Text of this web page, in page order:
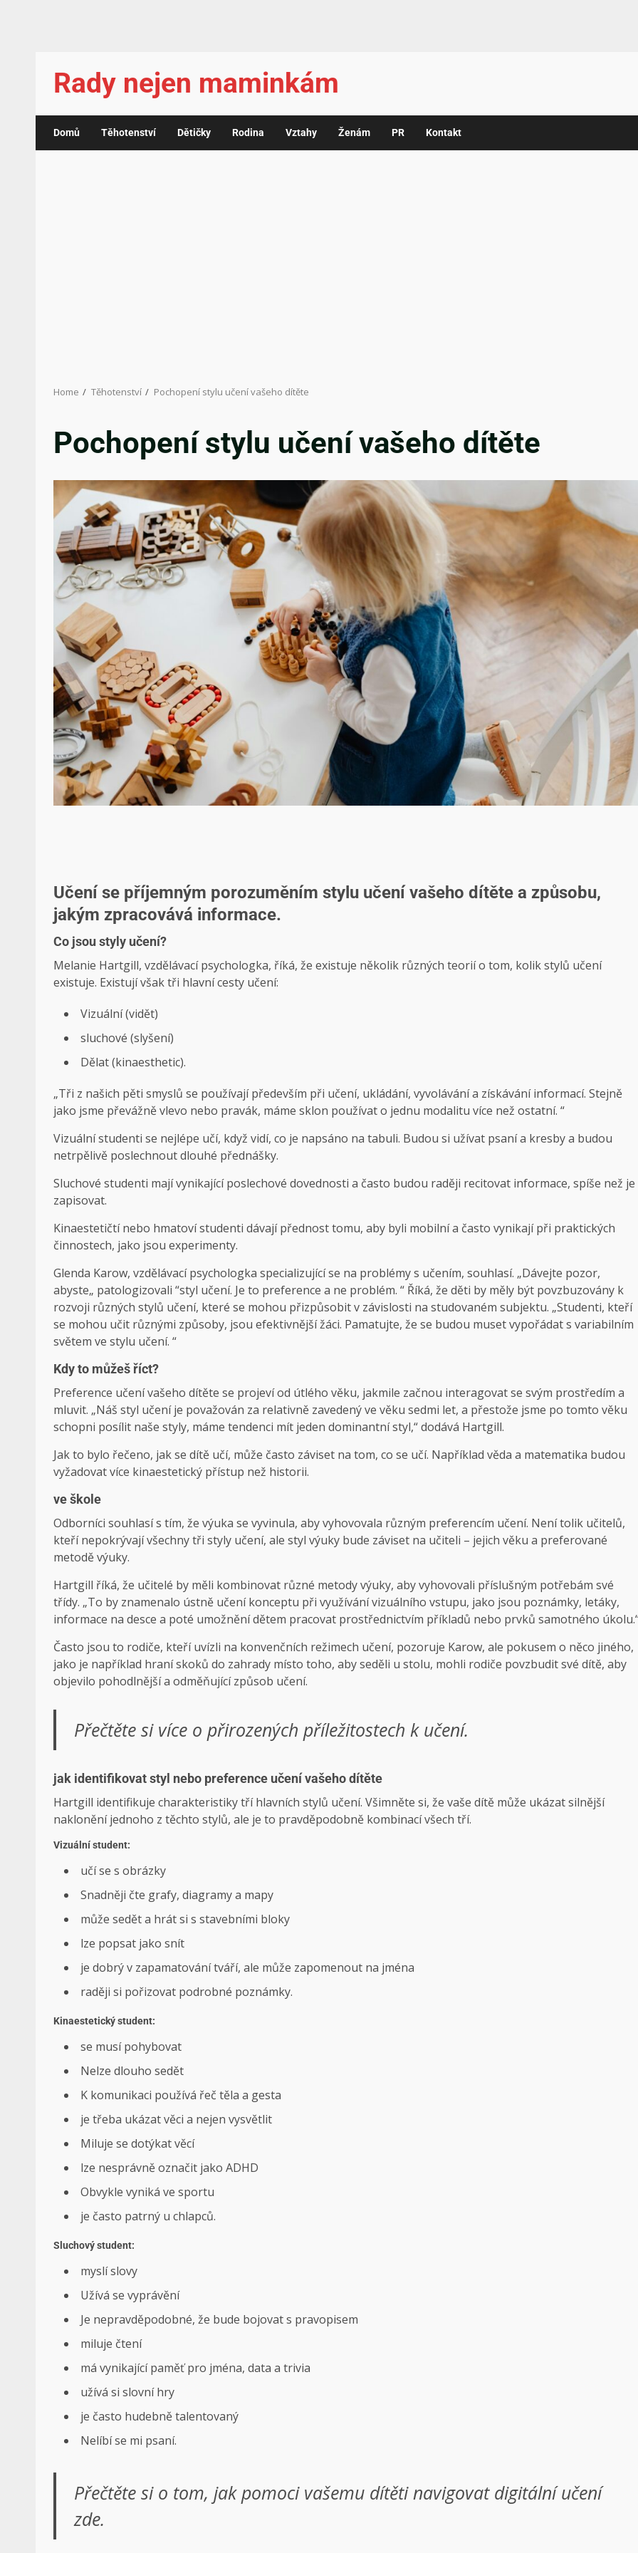
Rady nejen maminkám
Domů Těhotenství Dětičky Rodina Vztahy Ženám PR Kontakt
Home Těhotenství Pochopení stylu učení vašeho dítěte
Pochopení stylu učení vašeho dítěte
Učení se příjemným porozuměním stylu učení vašeho dítěte a způsobu,
jakým zpracovává informace.
Co jsou styly učení?
Melanie Hartgill, vzdělávací psychologka, říká, že existuje několik různých teorií o tom, kolik stylů učení
existuje. Existují však tři hlavní cesty učení:
Vizuální (vidět)
sluchové (slyšení)
Dělat (kinaesthetic).
„Tři z našich pěti smyslů se používají především při učení, ukládání, vyvolávání a získávání informací. Stejně
jako jsme převážně vlevo nebo pravák, máme sklon používat o jednu modalitu více než ostatní. “
Vizuální studenti se nejlépe učí, když vidí, co je napsáno na tabuli. Budou si užívat psaní a kresby a budou
netrpělivě poslechnout dlouhé přednášky.
Sluchové studenti mají vynikající poslechové dovednosti a často budou raději recitovat informace, spíše než je
zapisovat.
Kinaestetičtí nebo hmatoví studenti dávají přednost tomu, aby byli mobilní a často vynikají při praktických
činnostech, jako jsou experimenty.
Glenda Karow, vzdělávací psychologka specializující se na problémy s učením, souhlasí. „Dávejte pozor,
abyste„ patologizovali “styl učení. Je to preference a ne problém. “ Říká, že děti by měly být povzbuzovány k
rozvoji různých stylů učení, které se mohou přizpůsobit v závislosti na studovaném subjektu. „Studenti, kteří
se mohou učit různými způsoby, jsou efektivnější žáci. Pamatujte, že se budou muset vypořádat s variabilním
světem ve stylu učení. “
Kdy to můžeš říct?
Preference učení vašeho dítěte se projeví od útlého věku, jakmile začnou interagovat se svým prostředím a
mluvit. „Náš styl učení je považován za relativně zavedený ve věku sedmi let, a přestože jsme po tomto věku
schopni posílit naše styly, máme tendenci mít jeden dominantní styl,“ dodává Hartgill.
Jak to bylo řečeno, jak se dítě učí, může často záviset na tom, co se učí. Například věda a matematika budou
vyžadovat více kinaestetický přístup než historii.
ve škole
Odborníci souhlasí s tím, že výuka se vyvinula, aby vyhovovala různým preferencím učení. Není tolik učitelů,
kteří nepokrývají všechny tři styly učení, ale styl výuky bude záviset na učiteli – jejich věku a preferované
metodě výuky.
Hartgill říká, že učitelé by měli kombinovat různé metody výuky, aby vyhovovali příslušným potřebám své
třídy. „To by znamenalo ústně učení konceptu při využívání vizuálního vstupu, jako jsou poznámky, letáky,
informace na desce a poté umožnění dětem pracovat prostřednictvím příkladů nebo prvků samotného
Často jsou to rodiče, kteří uvízli na konvenčních režimech učení, pozoruje Karow, ale pokusem o něco jiného, ​​
jako je například hraní skoků do zahrady místo toho, aby seděli u stolu, mohli rodiče povzbudit své dítě, aby
objevilo pohodlnější a odměňující způsob učení.
Přečtěte si více o přirozených příležitostech k učení.
jak identifikovat styl nebo preference učení vašeho dítěte
Hartgill identifikuje charakteristiky tří hlavních stylů učení. Všimněte si, že vaše dítě může ukázat silnější
naklonění jednoho z těchto stylů, ale je to pravděpodobně kombinací všech tří.
Vizuální student:
učí se s obrázky
Snadněji čte grafy, diagramy a mapy
může sedět a hrát si s stavebními bloky
lze popsat jako snít
je dobrý v zapamatování tváří, ale může zapomenout na jména
raději si pořizovat podrobné poznámky.
Kinaestetický student:
se musí pohybovat
Nelze dlouho sedět
K komunikaci používá řeč těla a gesta
je třeba ukázat věci a nejen vysvětlit
Miluje se dotýkat věcí
lze nesprávně označit jako ADHD
Obvykle vyniká ve sportu
je často patrný u chlapců.
Sluchový student:
myslí slovy
Užívá se vyprávění
Je nepravděpodobné, že bude bojovat s pravopisem
miluje čtení
má vynikající paměť pro jména, data a trivia
užívá si slovní hry
je často hudebně talentovaný
Nelíbí se mi psaní.
Přečtěte si o tom, jak pomoci vašemu dítěti navigovat digitální učení
zde.